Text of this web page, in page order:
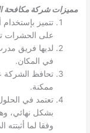
مميزات شركة مكافحة
تتميز
على الحشرات
لديها فريق
في المكان.
تحافظ الشركة
ممكنة.
تعتمد في
بشكل نهائي،
وفقا لما أثبتته